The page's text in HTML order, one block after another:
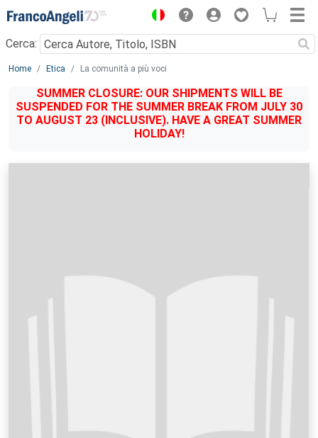
Menu
Cerca:
Main content
Home Etica La comunità a più voci
SUMMER CLOSURE: OUR SHIPMENTS WILL BE
SUSPENDED FOR THE SUMMER BREAK FROM JULY 30
TO AUGUST 23 (INCLUSIVE). HAVE A GREAT SUMMER
HOLIDAY!